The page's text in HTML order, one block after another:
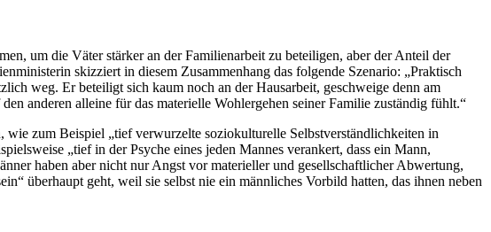
um die Väter stärker an der Familienarbeit zu beteiligen, aber der Anteil der
skizziert in diesem Zusammenhang das folgende Szenario: „Praktisch
weg. Er beteiligt sich kaum noch an der Hausarbeit, geschweige denn am
anderen alleine für das materielle Wohlergehen seiner Familie zuständig fühlt.“
wie zum Beispiel „tief verwurzelte soziokulturelle Selbstverständlichkeiten in
„tief in der Psyche eines jeden Mannes verankert, dass ein Mann,
haben aber nicht nur Angst vor materieller und gesellschaftlicher Abwertung,
überhaupt geht, weil sie selbst nie ein männliches Vorbild hatten, das ihnen neben